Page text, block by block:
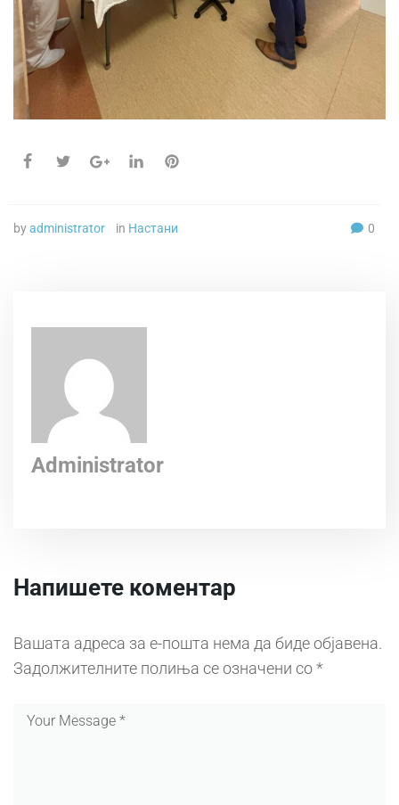
byadministrator in Настани 0
Administrator
Напишете коментар
Вашата адреса за е-пошта нема да биде објавена.
Задолжителните полиња се означени со*